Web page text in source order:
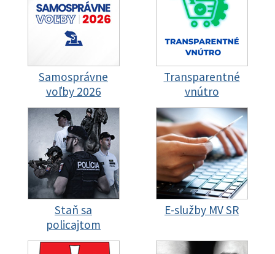
Samosprávne
voľby 2026
Transparentné
vnútro
Staň sa
policajtom
E-služby MV SR